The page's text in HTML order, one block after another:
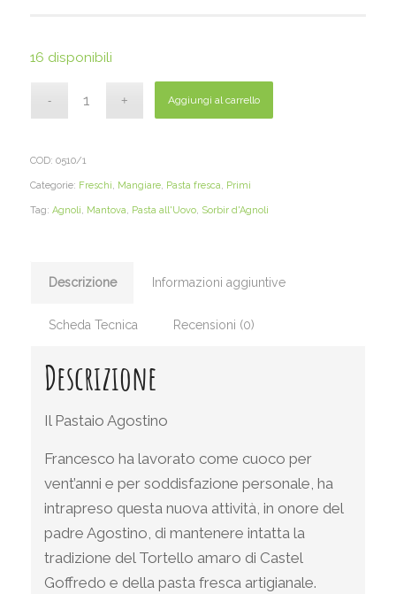
16 disponibili
Aggiungi al carrello
COD: 0510/1
Categorie: Freschi, Mangiare, Pasta fresca, Primi
Tag: Agnoli, Mantova, Pasta all'Uovo, Sorbir d'Agnoli
Descrizione Informazioni aggiuntive
Scheda Tecnica Recensioni (0)
Descrizione
Il Pastaio Agostino
Francesco ha lavorato come cuoco per
vent’anni e per soddisfazione personale, ha
intrapreso questa nuova attività, in onore del
padre Agostino, di mantenere intatta la
tradizione del Tortello amaro di Castel
Goffredo e della pasta fresca artigianale.